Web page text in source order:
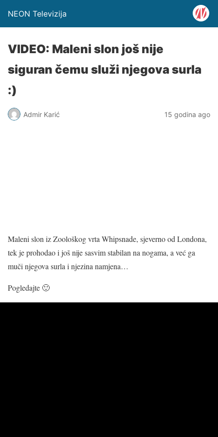
NEON Televizija
VIDEO: Maleni slon još nije
siguran čemu služi njegova surla
:)
Admir Karić 15 godina ago
Maleni slon iz Zoološkog vrta Whipsnade, sjeverno od Londona,
tek je prohodao i još nije sasvim stabilan na nogama, a već ga
muči njegova surla i njezina namjena…
Pogledajte 🙂